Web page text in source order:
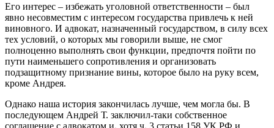
Его интерес – избежать уголовной ответственности – был
явно несовместим с интересом государства привлечь к ней
виновного. И адвокат, назначенный государством, в силу всех
тех условий, о которых мы говорили выше, не смог
полноценно выполнять свои функции, предпочтя пойти по
пути наименьшего сопротивления и организовать
подзащитному признание вины, которое было на руку всем,
кроме Андрея.
Однако наша история закончилась лучше, чем могла бы. В
последующем Андрей Т. заключил-таки собственное
соглашение с адвокатом и, хотя ч. 3 статьи 158 УК РФ и